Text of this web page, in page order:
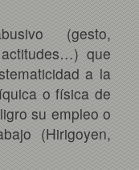
(gesto,
que
a la
o física de
su empleo o
(Hirigoyen,